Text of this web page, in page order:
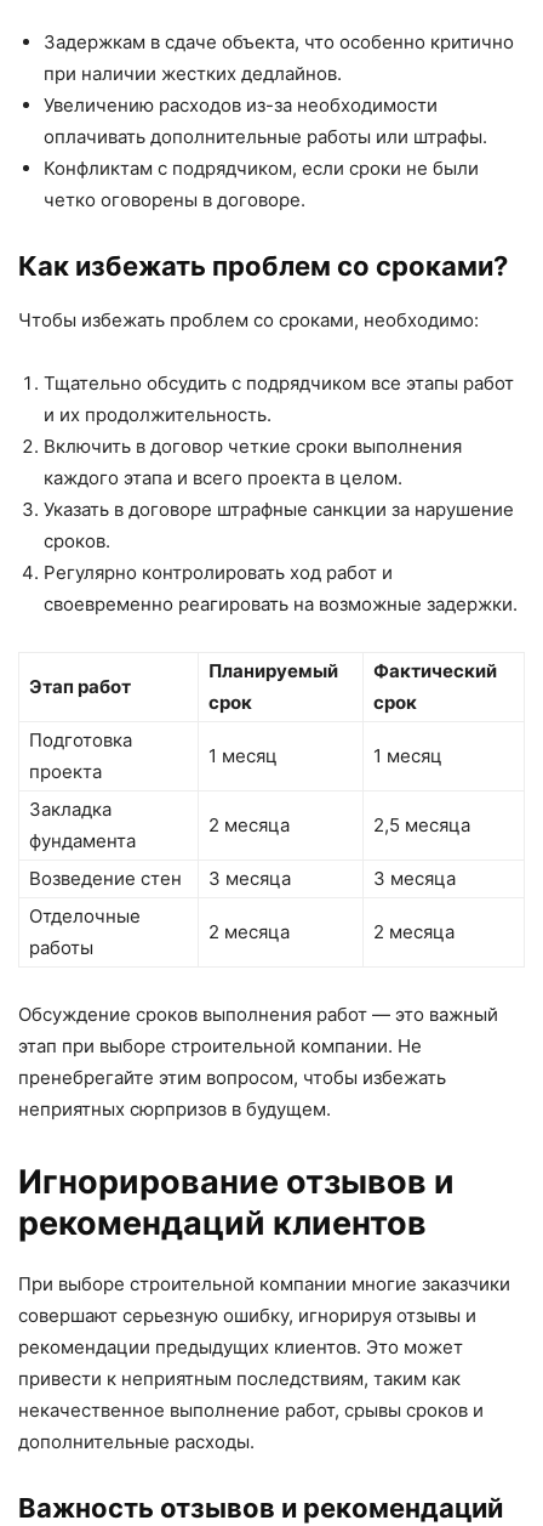
Задержкам в сдаче объекта, что особенно критично
при наличии жестких дедлайнов.
Увеличению расходов из-за необходимости
оплачивать дополнительные работы или штрафы.
Конфликтам с подрядчиком, если сроки не были
четко оговорены в договоре.
Как избежать проблем со сроками?
Чтобы избежать проблем со сроками, необходимо:
Тщательно обсудить с подрядчиком все этапы работ
и их продолжительность.
Включить в договор четкие сроки выполнения
каждого этапа и всего проекта в целом.
Указать в договоре штрафные санкции за нарушение
сроков.
Регулярно контролировать ход работ и
своевременно реагировать на возможные задержки.
Этап работ
Планируемый
срок
Фактический
срок
Подготовка
проекта
1 месяц 1 месяц
Закладка
фундамента
2 месяца 2,5 месяца
Возведение стен 3 месяца
3 месяца
Отделочные
работы
2 месяца 2 месяца
Обсуждение сроков выполнения работ — это важный
этап при выборе строительной компании. Не
пренебрегайте этим вопросом, чтобы избежать
неприятных сюрпризов в будущем.
Игнорирование отзывов и
рекомендаций клиентов
При выборе строительной компании многие заказчики
совершают серьезную ошибку, игнорируя отзывы и
рекомендации предыдущих клиентов. Это может
привести к неприятным последствиям, таким как
некачественное выполнение работ, срывы сроков и
дополнительные расходы.
Важность отзывов и рекомендаций